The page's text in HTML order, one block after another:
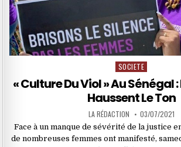
Posted
in
SOCIETE
« Culture Du Viol » Au Sénégal
Haussent Le Ton
LA RÉDACTION 03/07/2021
Face à un manque de sévérité de la justice
de nombreuses femmes ont manifesté,